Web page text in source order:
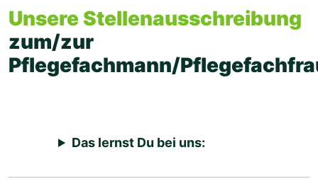
Unsere Stellenausschreibung
zum/zur
Pflegefachmann/
Das lernst Du bei uns: